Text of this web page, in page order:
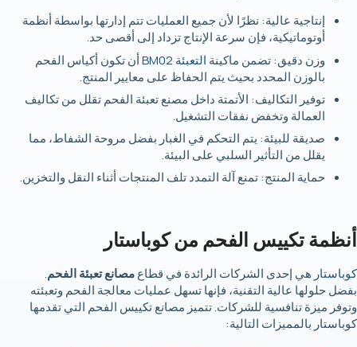
إنتاجية عالية: نظرًا لأن جميع العمليات تتم إدارتها بواسطة أنظمة
أوتوماتيكية، فإن سرعة الإنتاج تزداد إلى أقصى حد.
وزن دقيق: تضمن ماكينة التعبئة BM02
أن تكون أكياس الفحم
بالوزن المحدد بحيث يتم الحفاظ على معايير المنتج.
توفير التكاليف: الأتمتة داخل مصنع تعبئة الفحم تقلل من تكاليف
العمالة وتخفض نفقات التشغيل.
صديقة للبيئة: يتم التحكم في الغبار بفضل مروحة الشفاط، مما
يقلل من التأثير السلبي على البيئة.
حماية المنتج: تمنع آلة التمدد تلف المنتجات أثناء النقل والتخزين.
أنظمة تكييس الفحم من كوباستار
كوباستار هي إحدى الشركات الرائدة في قطاعمصانع تعبئة الفحم.
بفضل حلولها عالية التقنية، فإنها تسهل عمليات معالجة الفحم وتعبئته
وتوفر ميزة تنافسية للشركات. تتميز مصانع تكييس الفحم التي تقدمها
كوباستار بالمميزات التالية: